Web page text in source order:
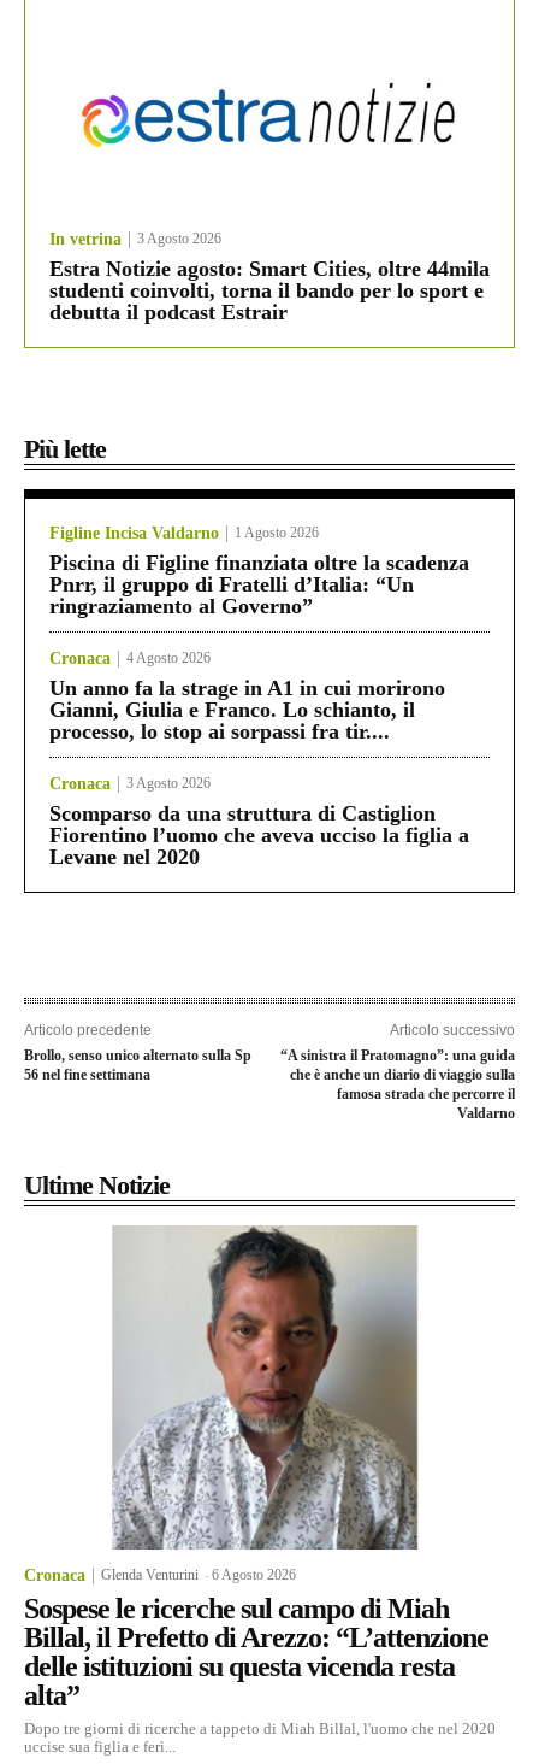
In vetrina 3 Agosto 2026
Estra Notizie agosto: Smart Cities, oltre 44mila
studenti coinvolti, torna il bando per lo sport e
debutta il podcast Estrair
Più lette
Figline Incisa Valdarno 1 Agosto 2026
Piscina di Figline finanziata oltre la scadenza
Pnrr, il gruppo di Fratelli d’Italia: “Un
ringraziamento al Governo”
Cronaca 4 Agosto 2026
Un anno fa la strage in A1 in cui morirono
Gianni, Giulia e Franco. Lo schianto, il
processo, lo stop ai sorpassi fra tir....
Cronaca 3 Agosto 2026
Scomparso da una struttura di Castiglion
Fiorentino l’uomo che aveva ucciso la figlia a
Levane nel 2020
Articolo precedente
Brollo, senso unico alternato sulla Sp
56 nel fine settimana
Articolo successivo
“A sinistra il Pratomagno”: una guida
che è anche un diario di viaggio sulla
famosa strada che percorre il
Valdarno
Ultime Notizie
Cronaca Glenda Venturini -6 Agosto 2026
Sospese le ricerche sul campo di Miah
Billal, il Prefetto di Arezzo: “L’attenzione
delle istituzioni su questa vicenda resta
alta”
Dopo tre giorni di ricerche a tappeto di Miah Billal, l'uomo che nel 2020
uccise sua figlia e ferì...